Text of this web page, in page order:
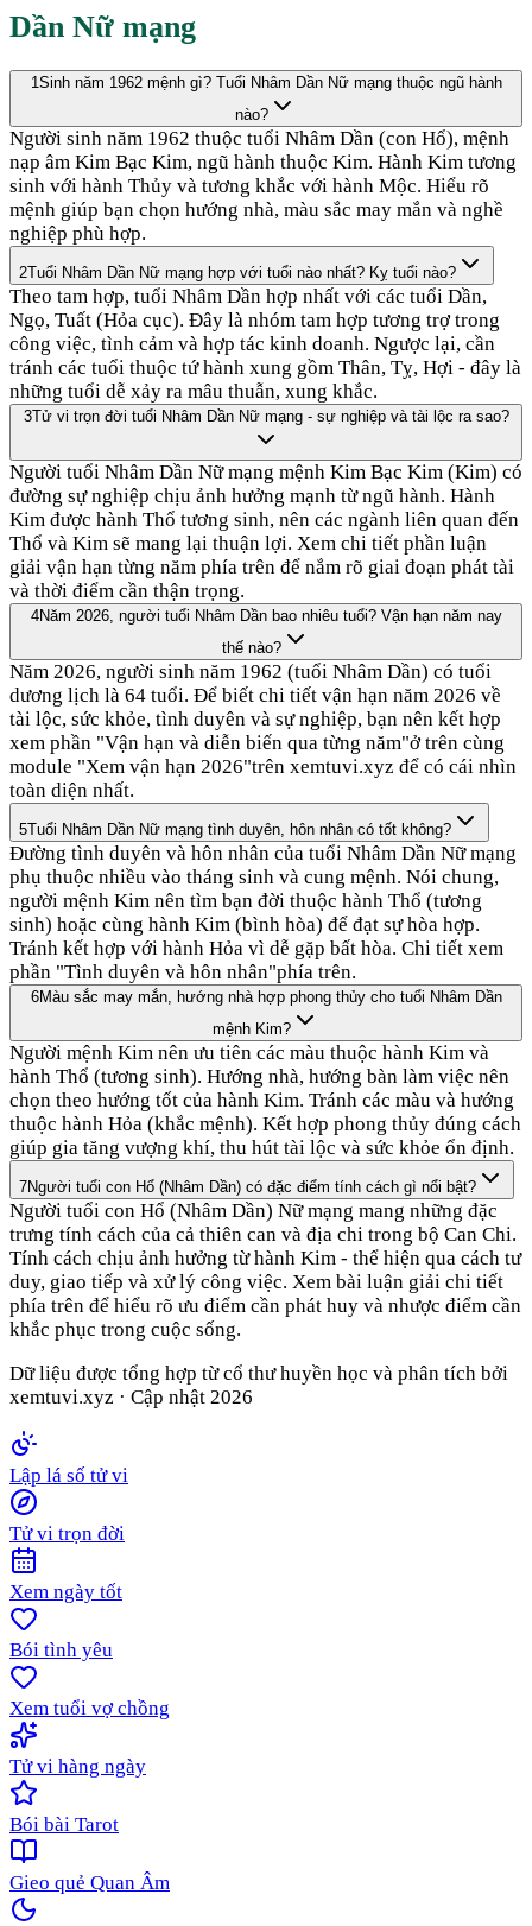
Dần Nữ mạng
1Sinh năm 1962 mệnh gì? Tuổi Nhâm Dần Nữ mạng thuộc ngũ hành
nào?
Người sinh năm 1962 thuộc tuổi Nhâm Dần (con Hổ), mệnh
nạp âm Kim Bạc Kim, ngũ hành thuộc Kim. Hành Kim tương
sinh với hành Thủy và tương khắc với hành Mộc. Hiểu rõ
mệnh giúp bạn chọn hướng nhà, màu sắc may mắn và nghề
nghiệp phù hợp.
2Tuổi Nhâm Dần Nữ mạng hợp với tuổi nào nhất? Kỵ tuổi nào?
Theo tam hợp, tuổi Nhâm Dần hợp nhất với các tuổi Dần,
Ngọ, Tuất (Hỏa cục). Đây là nhóm tam hợp tương trợ trong
công việc, tình cảm và hợp tác kinh doanh. Ngược lại, cần
tránh các tuổi thuộc tứ hành xung gồm Thân, Tỵ, Hợi - đây là
những tuổi dễ xảy ra mâu thuẫn, xung khắc.
3Tử vi trọn đời tuổi Nhâm Dần Nữ mạng - sự nghiệp và tài lộc ra sao?
Người tuổi Nhâm Dần Nữ mạng mệnh Kim Bạc Kim (Kim) có
đường sự nghiệp chịu ảnh hưởng mạnh từ ngũ hành. Hành
Kim được hành Thổ tương sinh, nên các ngành liên quan đến
Thổ và Kim sẽ mang lại thuận lợi. Xem chi tiết phần luận
giải vận hạn từng năm phía trên để nắm rõ giai đoạn phát tài
và thời điểm cần thận trọng.
4Năm 2026, người tuổi Nhâm Dần bao nhiêu tuổi? Vận hạn năm nay
thế nào?
Năm 2026, người sinh năm 1962 (tuổi Nhâm Dần) có tuổi
dương lịch là 64 tuổi. Để biết chi tiết vận hạn năm 2026 về
tài lộc, sức khỏe, tình duyên và sự nghiệp, bạn nên kết hợp
xem phần "Vận hạn và diễn biến qua từng năm"ở trên cùng
module "Xem vận hạn 2026"trên xemtuvi.xyz để có cái nhìn
toàn diện nhất.
5Tuổi Nhâm Dần Nữ mạng tình duyên, hôn nhân có tốt không?
Đường tình duyên và hôn nhân của tuổi Nhâm Dần Nữ mạng
phụ thuộc nhiều vào tháng sinh và cung mệnh. Nói chung,
người mệnh Kim nên tìm bạn đời thuộc hành Thổ (tương
sinh) hoặc cùng hành Kim (bình hòa) để đạt sự hòa hợp.
Tránh kết hợp với hành Hỏa vì dễ gặp bất hòa. Chi tiết xem
phần "Tình duyên và hôn nhân"phía trên.
6Màu sắc may mắn, hướng nhà hợp phong thủy cho tuổi Nhâm Dần
mệnh Kim?
Người mệnh Kim nên ưu tiên các màu thuộc hành Kim và
hành Thổ (tương sinh). Hướng nhà, hướng bàn làm việc nên
chọn theo hướng tốt của hành Kim. Tránh các màu và hướng
thuộc hành Hỏa (khắc mệnh). Kết hợp phong thủy đúng cách
giúp gia tăng vượng khí, thu hút tài lộc và sức khỏe ổn định.
7Người tuổi con Hổ (Nhâm Dần) có đặc điểm tính cách gì nổi bật?
Người tuổi con Hổ (Nhâm Dần) Nữ mạng mang những đặc
trưng tính cách của cả thiên can và địa chi trong bộ Can Chi.
Tính cách chịu ảnh hưởng từ hành Kim - thể hiện qua cách tư
duy, giao tiếp và xử lý công việc. Xem bài luận giải chi tiết
phía trên để hiểu rõ ưu điểm cần phát huy và nhược điểm cần
khắc phục trong cuộc sống.
Dữ liệu được tổng hợp từ cổ thư huyền học và phân tích bởi
xemtuvi.xyz · Cập nhật 2026
Lập lá số tử vi
Tử vi trọn đời
Xem ngày tốt
Bói tình yêu
Xem tuổi vợ chồng
Tử vi hàng ngày
Bói bài Tarot
Gieo quẻ Quan Âm